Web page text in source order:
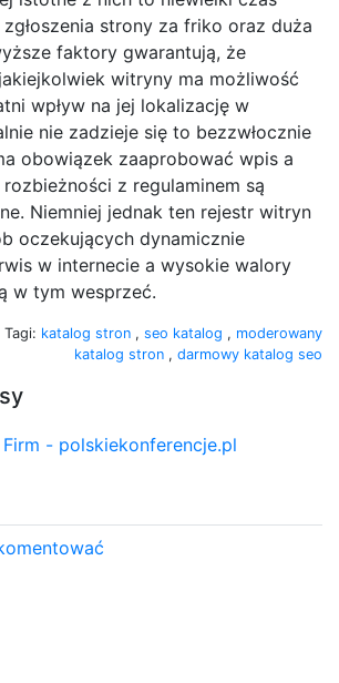
strony za friko oraz duża
faktory gwarantują, że
witryny ma możliwość
wpływ na jej lokalizację w
nie zadzieje się to bezzwłocznie
obowiązek zaaprobować wpis a
z regulaminem są
Niemniej jednak ten rejestr witryn
oczekujących dynamicznie
w internecie a wysokie walory
w tym wesprzeć.
Tagi: katalog stron , seo katalog , moderowany
katalog stron , darmowy katalog seo
- polskiekonferencje.pl